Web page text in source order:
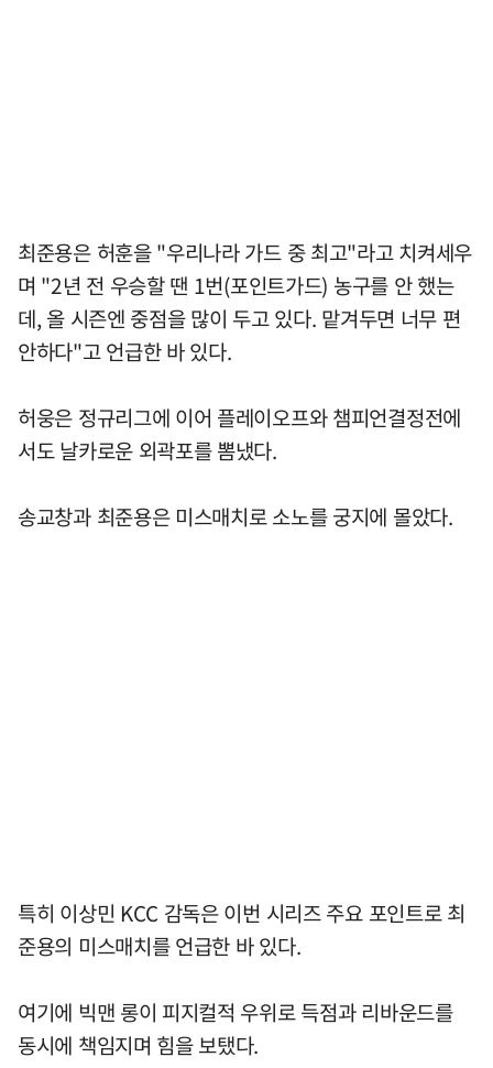
최준용은 허훈을 "우리나라 가드 중 최고"라고 치켜세우
며 "2년 전 우승할 땐 1번(포인트가드) 농구를 안 했는
데, 올 시즌엔 중점을 많이 두고 있다. 맡겨두면 너무 편
안하다"고 언급한 바 있다.
허웅은 정규리그에 이어 플레이오프와 챔피언결정전에
서도 날카로운 외곽포를 뽐냈다.
송교창과 최준용은 미스매치로 소노를 궁지에 몰았다.
특히 이상민 KCC 감독은 이번 시리즈 주요 포인트로 최
준용의 미스매치를 언급한 바 있다.
여기에 빅맨 롱이 피지컬적 우위로 득점과 리바운드를
동시에 책임지며 힘을 보탰다.